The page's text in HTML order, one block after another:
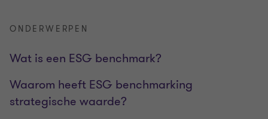
ONDERWERPEN
Wat is een ESG benchmark?
Waarom heeft ESG benchmarking
strategische waarde?